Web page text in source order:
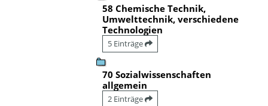
58 Chemische Technik,
Umwelttechnik, verschiedene
Technologien
5 Einträge
70 Sozialwissenschaften
allgemein
2 Einträge